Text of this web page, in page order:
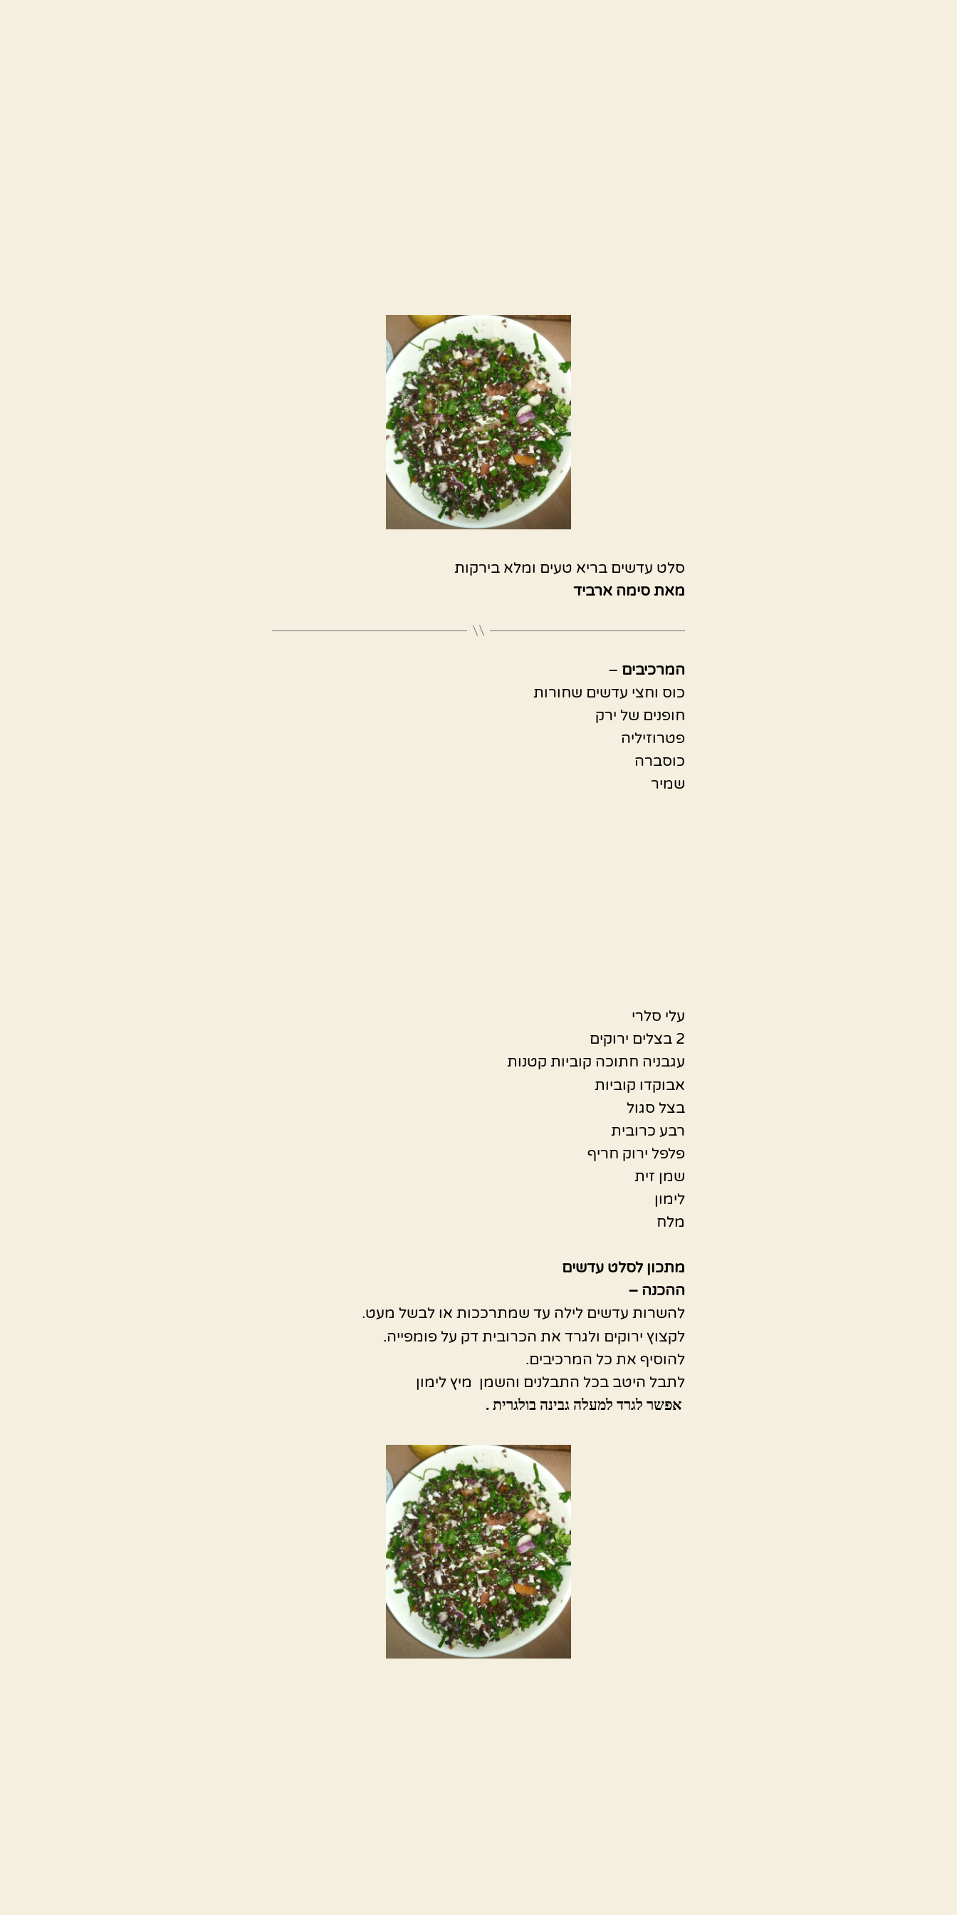
סלט עדשים בריא טעים ומלא בירקות
מאת סימה ארביד
המרכיבים –
כוס וחצי עדשים שחורות
חופנים של ירק
פטרוזיליה
כוסברה
שמיר
עלי סלרי
2 בצלים ירוקים
עגבניה חתוכה קוביות קטנות
אבוקדו קוביות
בצל סגול
רבע כרובית
פלפל ירוק חריף
שמן זית
לימון
מלח
מתכון לסלט עדשים
ההכנה –
להשרות עדשים לילה עד שמתרככות או לבשל מעט.
לקצוץ ירוקים ולגרד את הכרובית דק על פומפייה.
להוסיף את כל המרכיבים.
לתבל היטב בכל התבלנים והשמן מיץ לימון
אפשר לגרד למעלה גבינה בולגרית .